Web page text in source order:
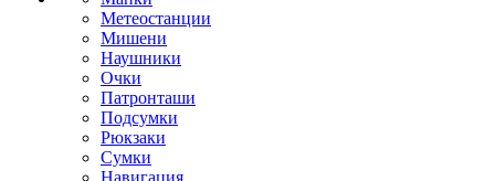
Метеостанции
Мишени
Наушники
Очки
Патронташи
Подсумки
Рюкзаки
Сумки
Навигация